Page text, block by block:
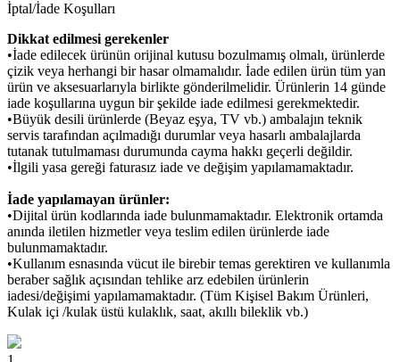
İptal/İade Koşulları
Dikkat edilmesi gerekenler
•İade edilecek ürünün orijinal kutusu bozulmamış olmalı, ürünlerde
çizik veya herhangi bir hasar olmamalıdır. İade edilen ürün tüm yan
ürün ve aksesuarlarıyla birlikte gönderilmelidir. Ürünlerin 14 günde
iade koşullarına uygun bir şekilde iade edilmesi gerekmektedir.
•Büyük desili ürünlerde (Beyaz eşya, TV vb.) ambalajın teknik
servis tarafından açılmadığı durumlar veya hasarlı ambalajlarda
tutanak tutulmaması durumunda cayma hakkı geçerli değildir.
•İlgili yasa gereği faturasız iade ve değişim yapılamamaktadır.
İade yapılamayan ürünler:
•Dijital ürün kodlarında iade bulunmamaktadır. Elektronik ortamda
anında iletilen hizmetler veya teslim edilen ürünlerde iade
bulunmamaktadır.
•Kullanım esnasında vücut ile birebir temas gerektiren ve kullanımla
beraber sağlık açısından tehlike arz edebilen ürünlerin
iadesi/değişimi yapılamamaktadır. (Tüm Kişisel Bakım Ürünleri,
Kulak içi /kulak üstü kulaklık, saat, akıllı bileklik vb.)